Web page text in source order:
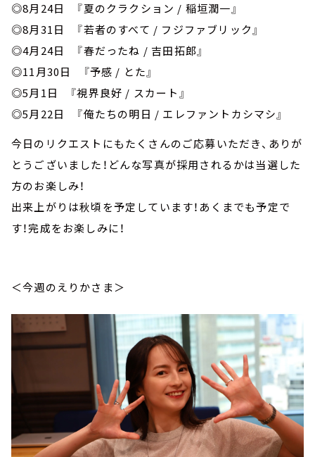
◎8月24日 『夏のクラクション / 稲垣潤一』
◎8月31日 『若者のすべて / フジファブリック』
◎4月24日 『春だったね / 吉田拓郎』
◎11月30日 『予感 / とた』
◎5月1日 『視界良好 / スカート』
◎5月22日 『俺たちの明日 / エレファントカシマシ』
今日のリクエストにもたくさんのご応募いただき、ありが
とうございました！どんな写真が採用されるかは当選した
方のお楽しみ！
出来上がりは秋頃を予定しています！あくまでも予定で
す！完成をお楽しみに！
＜今週のえりかさま＞